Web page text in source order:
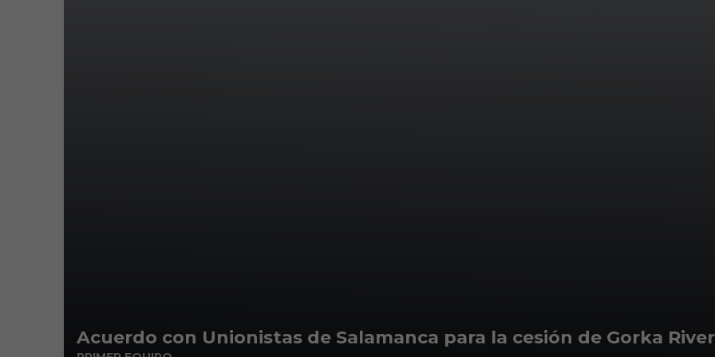
Acuerdo con Unionistas de Salamanca para la cesión de Gorka